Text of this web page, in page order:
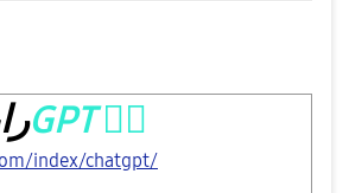
GPT👇🏻
index/chatgpt/